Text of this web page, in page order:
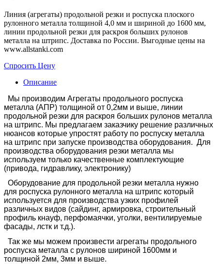
Линия (агрегаты) продольной резки и роспуска плоского
рулонного металла толщиной 4,0 мм и шириной до 1600 мм,
линии продольной резки для раскроя больших рулонов
металла на штрипс. Доставка по России. Выгодные цены на
www.allstanki.com
Спросить Цену
Описание
Мы производим Агрегаты продольного роспуска
металла (АПР) толщиной от 0,2мм и выше, линии
продольной резки для раскроя больших рулонов металла
на штрипс. Мы предлагаем заказчику решение различных
нюансов которые упростят работу по роспуску металла
на штрипс при запуске производства оборудования. Для
производства оборудования резки металла мы
используем только качественные комплектующие
(привода, гидравлику, электронику)
Оборудование для продольной резки металла нужно
для роспуска рулонного металла на штрипс который
используется для производства узких профилей
различных видов (сайдинг, армировка, строительный
профиль кнауф, перфомаячки, уголки, вентилируемые
фасады, лстк и т.д.).
Так же мы можем произвести агрегаты продольного
роспуска металла с рулонов шириной 1600мм и
толщиной 2мм, 3мм и выше.